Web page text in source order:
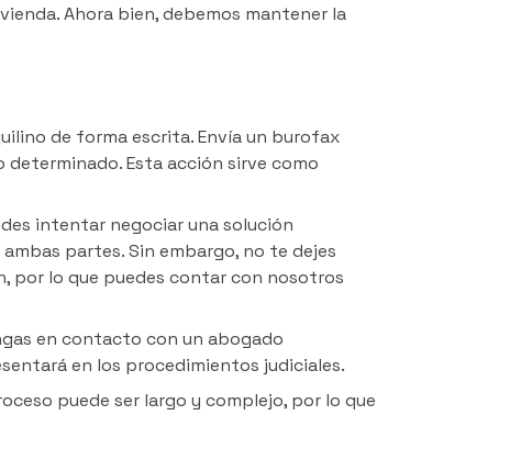
Ahora bien, debemos mantener la
de forma escrita. Envía un burofax
Esta acción sirve como
intentar negociar una solución
partes. Sin embargo, no te dejes
por lo que puedes contar con nosotros
en contacto con un abogado
en los procedimientos judiciales.
puede ser largo y complejo, por lo que